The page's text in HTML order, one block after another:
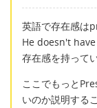
英語で存在感は
He doesn't
存在感を持って
ここでもっと
いのか説明する